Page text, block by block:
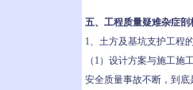
五、工程质量疑难杂症剖
1、土方及基坑支护工程
（1）设计方案与施工施
安全质量事故不断，到底